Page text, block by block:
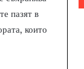
пазят в
които